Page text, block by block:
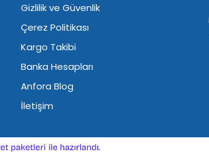
Gizlilik ve Güvenlik
Çerez Politikası
Kargo Takibi
Banka Hesapları
Anfora Blog
İletişim
e-